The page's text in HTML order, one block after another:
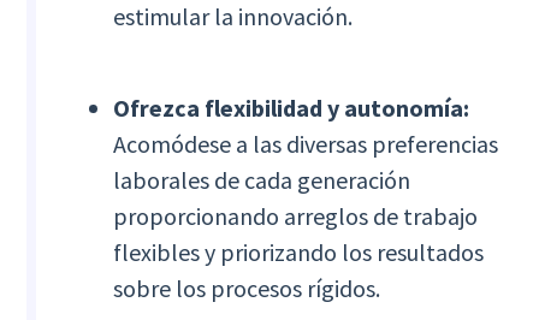
estimular la innovación.
Ofrezca flexibilidad y autonomía:
Acomódese a las diversas preferencias
laborales de cada generación
proporcionando arreglos de trabajo
flexibles y priorizando los resultados
sobre los procesos rígidos.